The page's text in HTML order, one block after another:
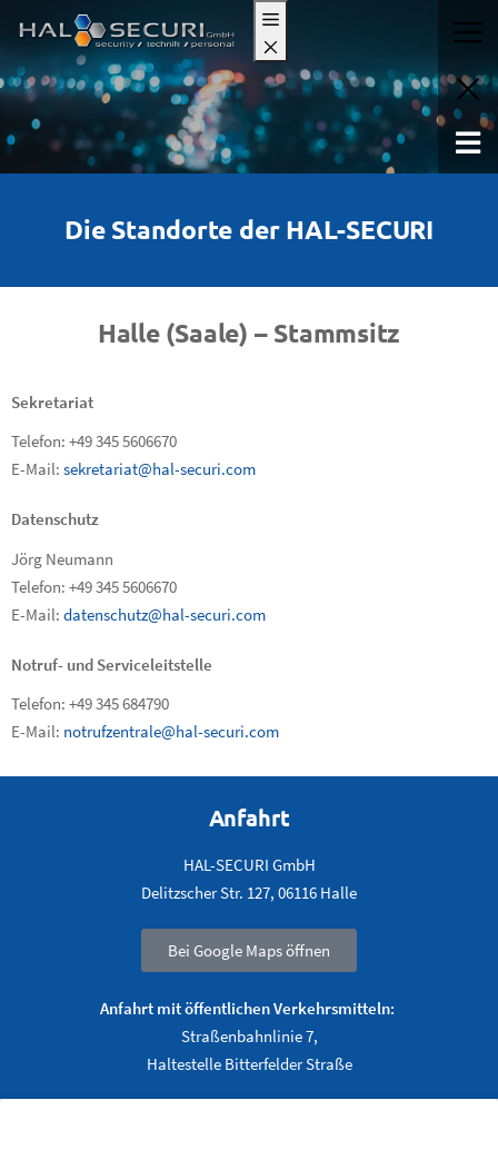
Die Standorte der HAL-SECURI
Halle (Saale) – Stammsitz
Sekretariat
Telefon: +49 345 5606670
E-Mail: sekretariat@hal-securi.com
Datenschutz
Jörg Neumann
Telefon: +49 345 5606670
E-Mail: datenschutz@hal-securi.com
Notruf- und Serviceleitstelle
Telefon: +49 345 684790
E-Mail: notrufzentrale@hal-securi.com
Anfahrt
HAL-SECURI GmbH
Delitzscher Str. 127, 06116 Halle
Bei Google Maps öffnen
Anfahrt mit öffentlichen Verkehrsmitteln:
Straßenbahnlinie 7,
Haltestelle Bitterfelder Straße